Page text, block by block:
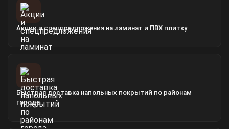
Акции и спецпредложения на ламинат и ПВХ плитку
Быстрая доставка напольных покрытий по районам
города